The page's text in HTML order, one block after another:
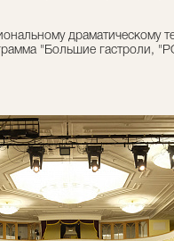
драматическому
"Большие гастроли,